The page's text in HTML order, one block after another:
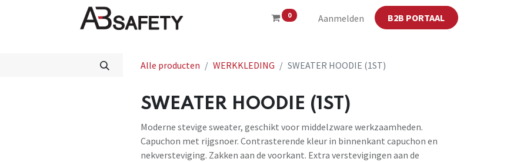
0 Aanmelden B2B PORTAAL
Winkel CE
Alle producten WERKKLEDING SWEATER HOODIE (1ST)
SWEATER HOODIE (1ST)
Moderne stevige sweater, geschikt voor middelzware werkzaamheden.
Capuchon met rijgsnoer. Contrasterende kleur in binnenkant capuchon en
nekversteviging. Zakken aan de voorkant. Extra verstevigingen aan de